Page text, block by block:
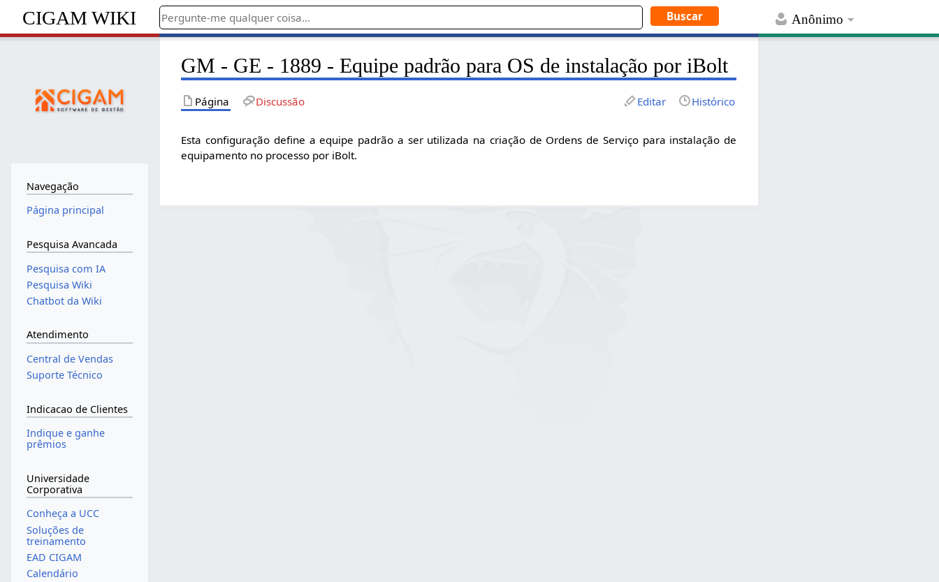
Anônimo
CIGAM WIKI
GM - GE - 1889 - Equipe padrão para OS de instalação por iBolt
Página Discussão Editar Histórico
Esta configuração define a equipe padrão a ser utilizada na criação de Ordens de Serviço para instalação de
equipamento no processo por iBolt.
Navegação
Página principal
Pesquisa Avancada
Pesquisa com IA
Pesquisa Wiki
Chatbot da Wiki
Atendimento
Central de Vendas
Suporte Técnico
Indicacao de Clientes
Indique e ganhe
prêmios
Universidade
Corporativa
Conheça a UCC
Soluções de
treinamento
EAD CIGAM
Calendário